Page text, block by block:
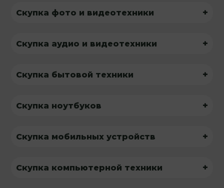
Скупка фото и видеотехники +
Скупка аудио и видеотехники +
Скупка бытовой техники +
Скупка ноутбуков +
Скупка мобильных устройств +
Скупка компьютерной техники +